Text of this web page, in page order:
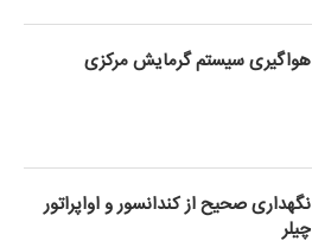
هواگیری سیستم گرمایش مرکزی
نگهداری صحیح از کندانسور و اواپراتور
چیلر